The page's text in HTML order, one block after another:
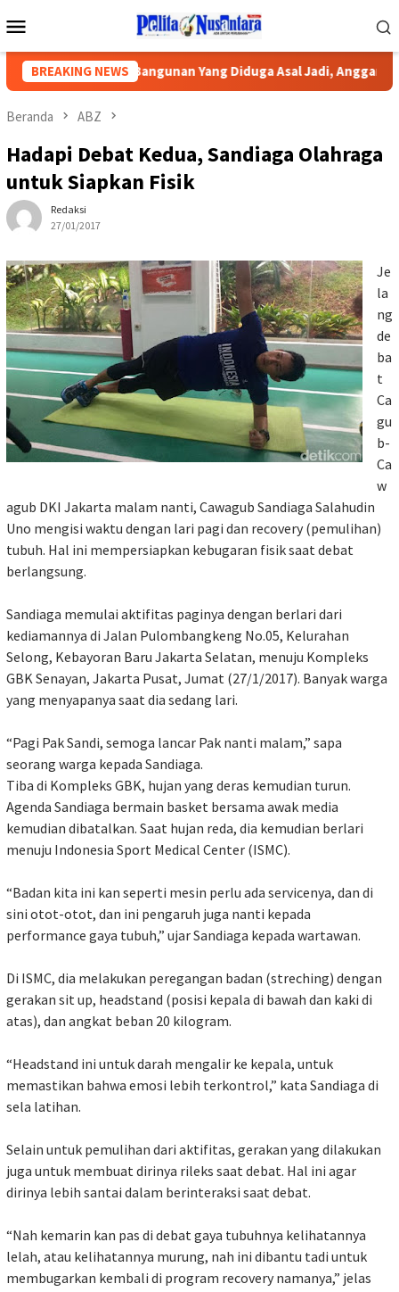
ke
Mobile
BREAKING NEWS
Keluhkan Bangunan Yang Diduga Asal Jadi, Anggaran
Beranda ABZ
Hadapi Debat Kedua, Sandiaga Olahraga
untuk Siapkan Fisik
Redaksi
27/01/2017
Je
la
ng
de
ba
t
Ca
gu
b-
Ca
w
agub DKI Jakarta malam nanti, Cawagub Sandiaga Salahudin
Uno mengisi waktu dengan lari pagi dan recovery (pemulihan)
tubuh. Hal ini mempersiapkan kebugaran fisik saat debat
berlangsung.
Sandiaga memulai aktifitas paginya dengan berlari dari
kediamannya di Jalan Pulombangkeng No.05, Kelurahan
Selong, Kebayoran Baru Jakarta Selatan, menuju Kompleks
GBK Senayan, Jakarta Pusat, Jumat (27/1/2017). Banyak warga
yang menyapanya saat dia sedang lari.
“Pagi Pak Sandi, semoga lancar Pak nanti malam,” sapa
seorang warga kepada Sandiaga.
Tiba di Kompleks GBK, hujan yang deras kemudian turun.
Agenda Sandiaga bermain basket bersama awak media
kemudian dibatalkan. Saat hujan reda, dia kemudian berlari
menuju Indonesia Sport Medical Center (ISMC).
“Badan kita ini kan seperti mesin perlu ada servicenya, dan di
sini otot-otot, dan ini pengaruh juga nanti kepada
performance gaya tubuh,” ujar Sandiaga kepada wartawan.
Di ISMC, dia melakukan peregangan badan (streching) dengan
gerakan sit up, headstand (posisi kepala di bawah dan kaki di
atas), dan angkat beban 20 kilogram.
“Headstand ini untuk darah mengalir ke kepala, untuk
memastikan bahwa emosi lebih terkontrol,” kata Sandiaga di
sela latihan.
Selain untuk pemulihan dari aktifitas, gerakan yang dilakukan
juga untuk membuat dirinya rileks saat debat. Hal ini agar
dirinya lebih santai dalam berinteraksi saat debat.
“Nah kemarin kan pas di debat gaya tubuhnya kelihatannya
lelah, atau kelihatannya murung, nah ini dibantu tadi untuk
membugarkan kembali di program recovery namanya,” jelas